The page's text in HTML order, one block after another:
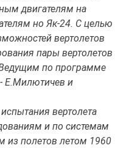
двигателям на
но Як-24. С целью
вертолетов
пары вертолетов
по программе
Е.Милютичев и
вертолета
и по системам
из полетов летом 1960